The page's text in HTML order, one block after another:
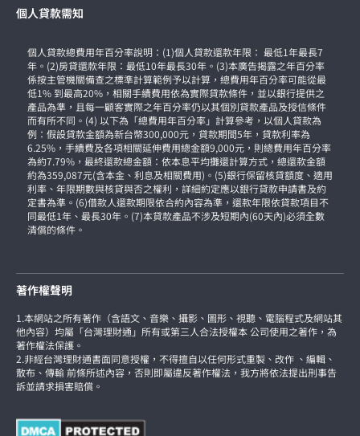
個人貸款需知
個人貸款總費用年百分率說明：(1)個人貸款還款年限： 最低1年最長7
年。(2)房貸還款年限：最低10年最長30年。(3)本廣告揭露之年百分率
係按主管機關備查之標準計算範例予以計算，總費用年百分率可能從最
低1% 到最高20%，相關手續費用依為實際貸款條件，並以銀行提供之
產品為準，且每一顧客實際之年百分率仍以其個別貸款產品及授信條件
而有所不同。(4) 以下為「總費用年百分率」計算參考，以個人貸款為
例：假設貸款金額為新台幣300,000元，貸款期間5年，貸款利率為
6.25%，手續費及各項相關延伸費用總金額9,000元，則總費用年百分率
為約7.79%，最終還款總金額：依本息平均攤還計算方式，總還款金額
約為359,087元(含本金、利息及相關費用)。(5)銀行保留核貸額度、適用
利率、年限期數與核貸與否之權利，詳細約定應以銀行貸款申請書及約
定書為準。(6)借款人還款期限依合約內容為準，還款年限依貸款項目不
同最低1年、最長30年。(7)本貸款產品不涉及短期內(60天內)必須全數
清償的條件。
著作權聲明
1.本網站之所有著作（含語文、音樂、攝影、圖形、視聽、電腦程式及網站其
他內容）均屬「台灣理財通」所有或第三人合法授權本 公司使用之著作，為
著作權法保護。
2.非經台灣理財通書面同意授權，不得擅自以任何形式重製、改作 、編輯、
散布、傳輸 前條所述內容，否則即屬違反著作權法，我方將依法提出刑事告
訴並請求損害賠償。